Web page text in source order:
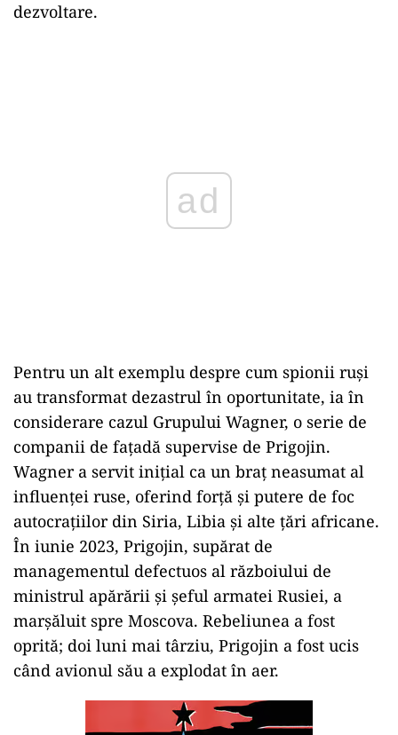
dezvoltare.
ad
Pentru un alt exemplu despre cum spionii ruși
au transformat dezastrul în oportunitate, ia în
considerare cazul Grupului Wagner, o serie de
companii de fațadă supervise de Prigojin.
Wagner a servit inițial ca un braț neasumat al
influenței ruse, oferind forță și putere de foc
autocrațiilor din Siria, Libia și alte țări africane.
În iunie 2023, Prigojin, supărat de
managementul defectuos al războiului de
ministrul apărării și șeful armatei Rusiei, a
marșăluit spre Moscova. Rebeliunea a fost
oprită; doi luni mai târziu, Prigojin a fost ucis
când avionul său a explodat în aer.